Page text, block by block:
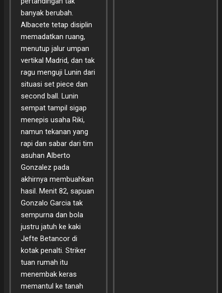
banyak berubah.
Albacete tetap disiplin
memadatkan ruang,
menutup jalur umpan
vertikal Madrid, dan tak
ragu menguji Lunin dari
situasi set piece dan
second ball. Lunin
sempat tampil sigap
menepis usaha Riki,
namun tekanan yang
rapi dan sabar dari tim
asuhan Alberto
Gonzalez pada
akhirnya membuahkan
hasil. Menit 82, sapuan
Gonzalo Garcia tak
sempurna dan bola
justru jatuh ke kaki
Jefte Betancor di
kotak penalti. Striker
tuan rumah itu
menembak keras
memantul ke tanah